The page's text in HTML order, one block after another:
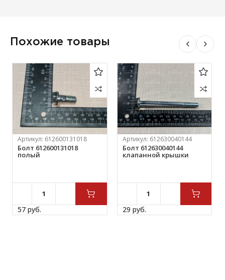
Похожие товары
Артикул: 612600131018
Болт 612600131018
полый
57 руб.
Артикул: 612630040144
Болт 612630040144
клапанной крышки
29 руб.